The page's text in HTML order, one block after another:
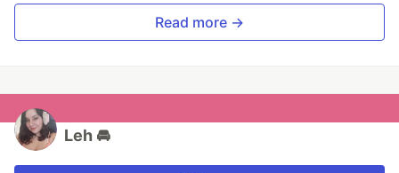
Read more →
Leh 🚘